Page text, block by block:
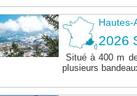
Hautes-
2026
Situé à 400 m
plusieurs